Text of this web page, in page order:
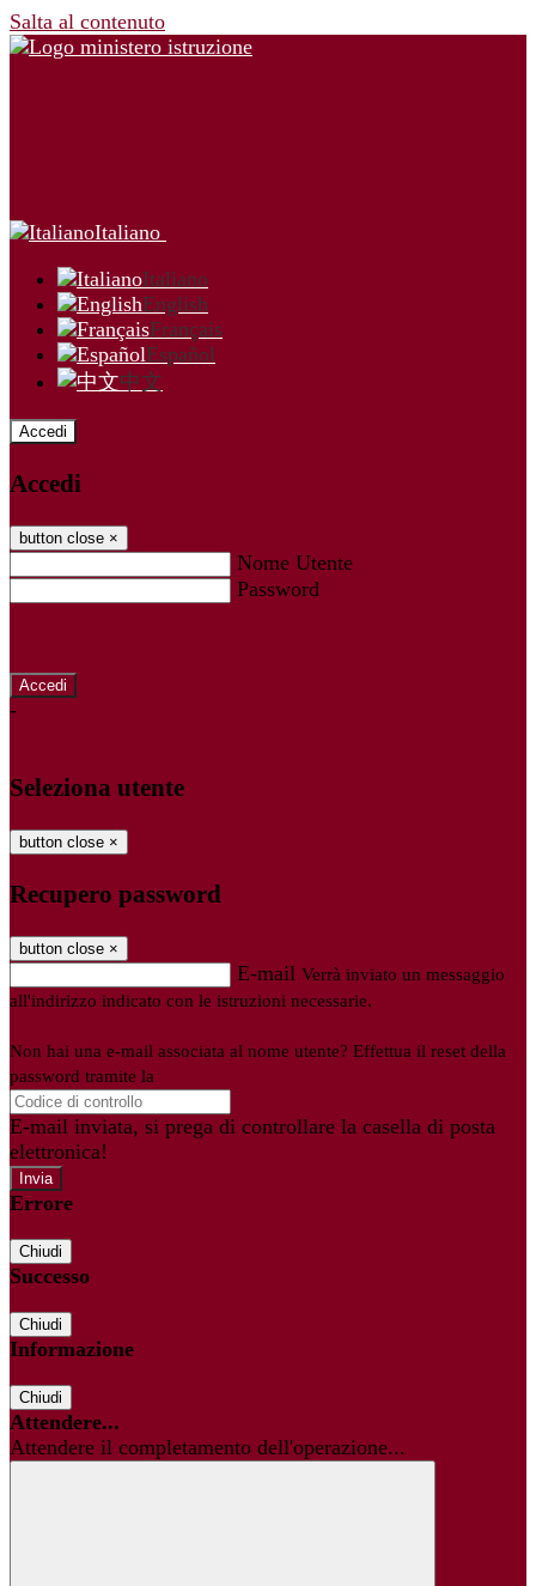
Salta al contenuto
Italiano
Italiano
English
Français
Español
中文
Accedi
Accedi
button close ×
Nome Utente
Password
-
Seleziona utente
button close ×
Recupero password
button close ×
E-mail Verrà inviato un messaggio
all'indirizzo indicato con le istruzioni necessarie.
Non hai una e-mail associata al nome utente? Effettua il reset della
password tramite la
E-mail inviata, si prega di controllare la casella di posta
elettronica!
Errore
Chiudi
Successo
Chiudi
Informazione
Chiudi
Attendere...
Attendere il completamento dell'operazione...